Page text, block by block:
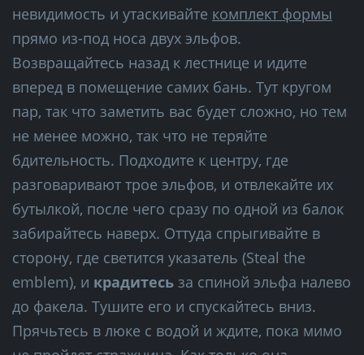
невидимость и утаскивайте комплект формы
прямо из-под носа двух эльфов.
Возвращайтесь назад к лестнице и идите
вперед в помещение самих бань. Тут кругом
пар, так что заметить вас будет сложно, но тем
не менее можно, так что не теряйте
бдительность. Подходите к центру, где
разговаривают трое эльфов, и отвлекайте их
бутылкой, после чего сразу по одной из балок
забирайтесь наверх. Оттуда спрыгивайте в
сторону, где светится указатель (Steal the
emblem), и крадитесь за спиной эльфа налево
до факела. Тушите его и спускайтесь вниз.
Прячьтесь в люке с водой и ждите, пока мимо